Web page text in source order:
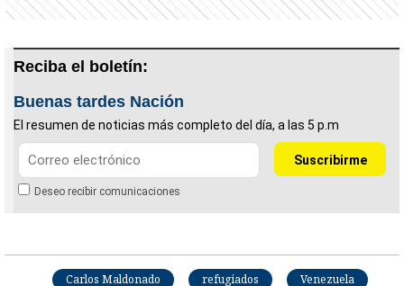
Reciba el boletín:
Buenas tardes Nación
El resumen de noticias más completo del día, a las 5 p.m
Deseo recibir comunicaciones
Carlos Maldonado refugiados Venezuela